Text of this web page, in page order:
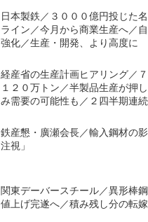
日本製鉄／３０００億円投じた
ライン／今月から商業生産へ／
強化／生産・開発、より高度に
経産省の生産計画ヒアリング／
１２０万トン／半製品生産が押
み需要の可能性も／２四半期連
鉄産懇・廣瀬会長／輸入鋼材の
注視」
関東デーバースチール／異形棒
値上げ完遂へ／積み残し分の転